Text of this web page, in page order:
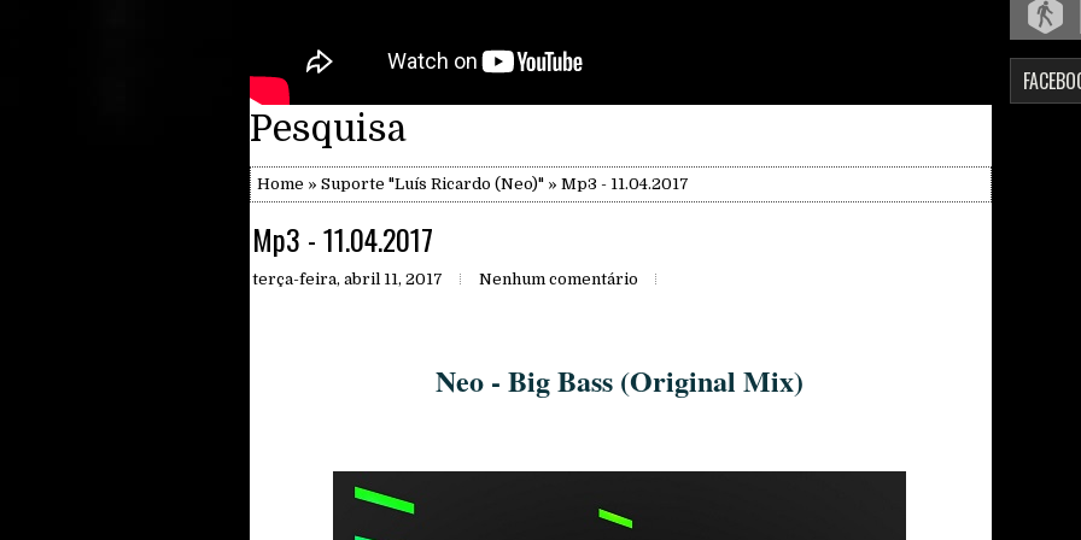
Pesquisa
Home » Suporte "Luís Ricardo (Neo)" » Mp3 - 11.04.2017
Mp3 - 11.04.2017
terça-feira, abril 11, 2017 Nenhum comentário
Neo - Big Bass (Original Mix)